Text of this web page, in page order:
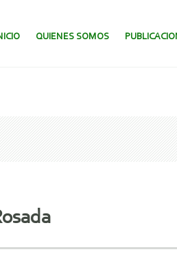
AL CONTENIDO.
QUIENES SOMOS